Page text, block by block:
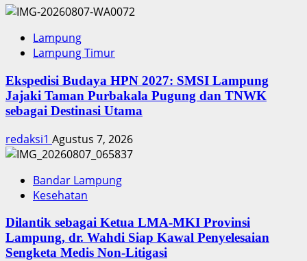
Lampung
Lampung Timur
Ekspedisi Budaya HPN 2027: SMSI Lampung
Jajaki Taman Purbakala Pugung dan TNWK
sebagai Destinasi Utama
redaksi1 Agustus 7, 2026
Bandar Lampung
Kesehatan
Dilantik sebagai Ketua LMA-MKI Provinsi
Lampung, dr. Wahdi Siap Kawal Penyelesaian
Sengketa Medis Non-Litigasi